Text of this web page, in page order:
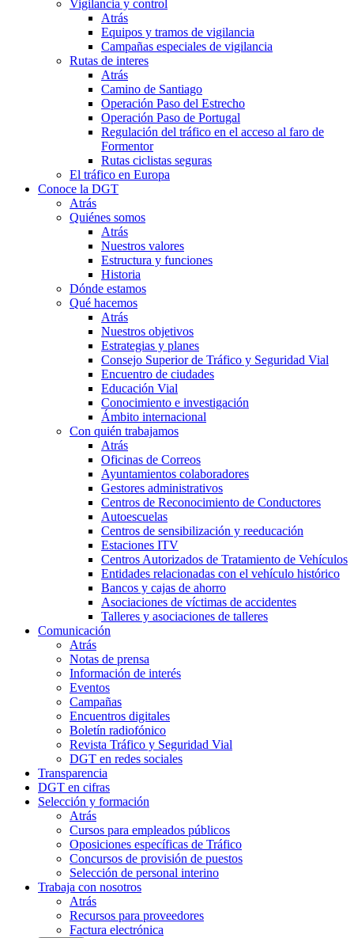
Vigilancia y control
Atrás
Equipos y tramos de vigilancia
Campañas especiales de vigilancia
Rutas de interes
Atrás
Camino de Santiago
Operación Paso del Estrecho
Operación Paso de Portugal
Regulación del tráfico en el acceso al faro de
Formentor
Rutas ciclistas seguras
El tráfico en Europa
Conoce la DGT
Atrás
Quiénes somos
Atrás
Nuestros valores
Estructura y funciones
Historia
Dónde estamos
Qué hacemos
Atrás
Nuestros objetivos
Estrategias y planes
Consejo Superior de Tráfico y Seguridad Vial
Encuentro de ciudades
Educación Vial
Conocimiento e investigación
Ámbito internacional
Con quién trabajamos
Atrás
Oficinas de Correos
Ayuntamientos colaboradores
Gestores administrativos
Centros de Reconocimiento de Conductores
Autoescuelas
Centros de sensibilización y reeducación
Estaciones ITV
Centros Autorizados de Tratamiento de Vehículos
Entidades relacionadas con el vehículo histórico
Bancos y cajas de ahorro
Asociaciones de víctimas de accidentes
Talleres y asociaciones de talleres
Comunicación
Atrás
Notas de prensa
Información de interés
Eventos
Campañas
Encuentros digitales
Boletín radiofónico
Revista Tráfico y Seguridad Vial
DGT en redes sociales
Transparencia
DGT en cifras
Selección y formación
Atrás
Cursos para empleados públicos
Oposiciones específicas de Tráfico
Concursos de provisión de puestos
Selección de personal interino
Trabaja con nosotros
Atrás
Recursos para proveedores
Factura electrónica